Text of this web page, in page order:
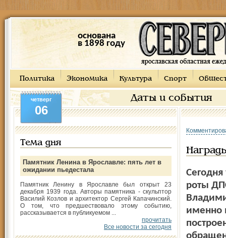
основана
в 1898 году
Политика Экономика Культура Спорт
Даты и события
четверг
06
Тема дня
Памятник Ленина в Ярославле: пять лет в
ожидании пьедестала
Памятник Ленину в Ярославле был открыт 23
декабря 1939 года. Авторы памятника - скульптор
Василий Козлов и архитектор Сергей Капачинский.
О том, что предшествовало этому событию,
рассказывается в публикуемом ...
прочитать
Все новости за сегодня
роты
именно